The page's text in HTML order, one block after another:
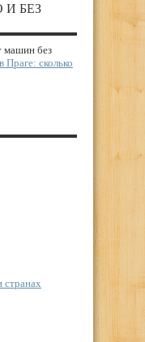
БЕЗ
машин без
Праге: сколько
странах